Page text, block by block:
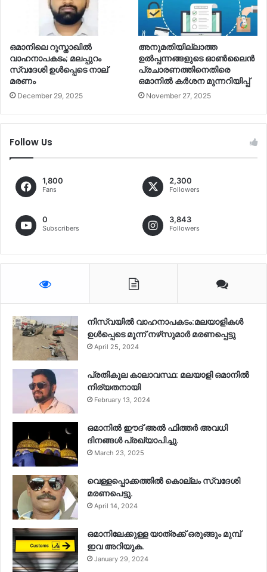
ഒമാനിലെ റുസ്താഖില്‍
വാഹനാപകടം; മലപ്പുറം
സ്വദേശി ഉള്‍പ്പെടെ നാല്
മരണം
December 29, 2025
അനുമതിയില്ലാത്ത
ഉല്‍പ്പന്നങ്ങളുടെ ഓണ്‍ലൈൻ
പ്രചാരണത്തിനെതിരെ
ഒമാനില്‍ കര്‍ശന മുന്നറിയിപ്പ്
November 27, 2025
Follow Us
1,800
Fans
2,300
Followers
0
Subscribers
3,843
Followers
നിസ്‌വയിൽ വാഹനാപകടം:മലയാളികള്‍
ഉള്‍പ്പെടെ മൂന്ന് നഴ്‌സുമാര്‍ മരണപ്പെട്ടു
April 25, 2024
പ്രതികൂല കാലാവസ്ഥ: മലയാളി ഒമാനിൽ
നിര്യതനായി
February 13, 2024
ഒമാനിൽ ഈദ് അൽ ഫിത്തർ അവധി
ദിനങ്ങൾ പ്രഖ്യാപിച്ചു.
March 23, 2025
വെള്ളപ്പൊക്കത്തിൽ കൊല്ലം സ്വദേശി
മരണപെട്ടു.
April 14, 2024
ഒമാനിലേക്കുള്ള യാത്രക്ക് ഒരുങ്ങും മുമ്പ്
ഇവ അറിയുക.
January 29, 2024